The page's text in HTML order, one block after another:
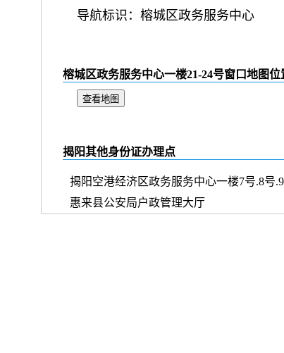
导航标识：榕城区政务服务中心
榕城区政务服务中心一楼21-24号窗口地图位
查看地图
揭阳其他身份证办理点
揭阳空港经济区政务服务中心一楼7号.8号
惠来县公安局户政管理大厅